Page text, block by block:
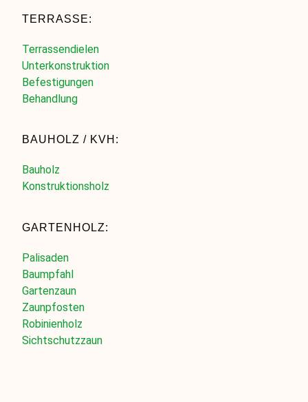
TERRASSE:
Terrassendielen
Unterkonstruktion
Befestigungen
Behandlung
BAUHOLZ / KVH:
Bauholz
Konstruktionsholz
GARTENHOLZ:
Palisaden
Baumpfahl
Gartenzaun
Zaunpfosten
Robinienholz
Sichtschutzzaun